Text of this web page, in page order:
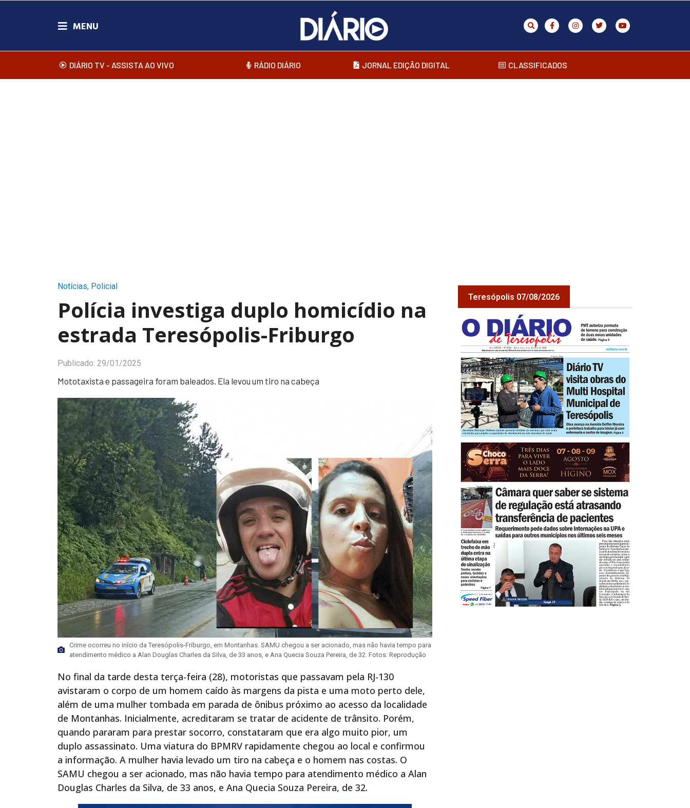
DIÁRIO TV - ASSISTA AO VIVO RÁDIO DIÁRIO JORNAL EDIÇÃO DIGITAL CLASSIFICADOS
Notícias, Policial
Polícia investiga duplo homicídio na
estrada Teresópolis-Friburgo
Publicado: 29/01/2025
Mototaxista e passageira foram baleados. Ela levou um tiro na cabeça
Crime ocorreu no início da Teresópolis-Friburgo, em Montanhas. SAMU chegou a ser acionado, mas não havia tempo para
atendimento médico a Alan Douglas Charles da Silva, de 33 anos, e Ana Quecia Souza Pereira, de 32. Fotos: Reprodução
No final da tarde desta terça-feira (28), motoristas que passavam pela RJ-130
avistaram o corpo de um homem caído às margens da pista e uma moto perto dele,
além de uma mulher tombada em parada de ônibus próximo ao acesso da localidade
de Montanhas. Inicialmente, acreditaram se tratar de acidente de trânsito. Porém,
quando pararam para prestar socorro, constataram que era algo muito pior, um
duplo assassinato. Uma viatura do BPMRV rapidamente chegou ao local e confirmou
a informação. A mulher havia levado um tiro na cabeça e o homem nas costas. O
SAMU chegou a ser acionado, mas não havia tempo para atendimento médico a Alan
Douglas Charles da Silva, de 33 anos, e Ana Quecia Souza Pereira, de 32.
Teresópolis 07/08/2026